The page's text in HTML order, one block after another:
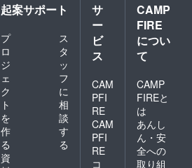
起案サポート
プ
ロ
ジ
ェ
ク
ト
を
作
る
ス
タ
ッ
フ
に
相
談
す
る
資
サ
ー
ビ
ス
CAM
PFI
RE
CAM
PFI
RE
コ
CAMP
FIRE
につい
て
CAMP
FIREと
は
あんし
ん・安
全への
取り組